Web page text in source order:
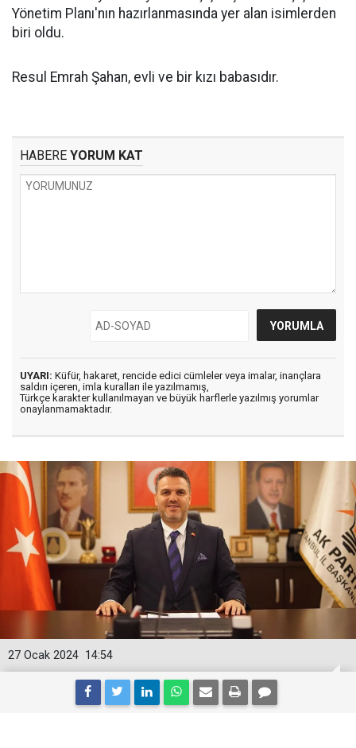
Yönetim Planı'nın hazırlanmasında yer alan isimlerden
biri oldu.
Resul Emrah Şahan, evli ve bir kızı babasıdır.
HABERE YORUM KAT
UYARI: Küfür, hakaret, rencide edici cümleler veya imalar, inançlara
saldırı içeren, imla kuralları ile yazılmamış,
Türkçe karakter kullanılmayan ve büyük harflerle yazılmış yorumlar
onaylanmamaktadır.
14:54
27 Ocak 2024